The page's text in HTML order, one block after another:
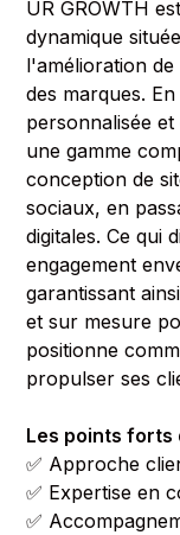
UR GROWTH
dynamique
l'amélioration de
des marques.
personnalisée
une gamme
conception de
sociaux, en
digitales. Ce qui
engagement
garantissant
et sur mesure
positionne
propulser ses
Les points forts
✅ Approche
✅ Expertise en
✅